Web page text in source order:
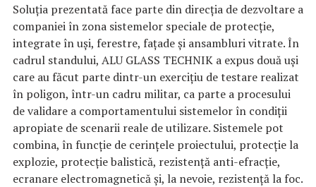
Soluția prezentată face parte din direcția de dezvoltare a
companiei în zona sistemelor speciale de protecție,
integrate în uși, ferestre, fațade și ansambluri vitrate. În
cadrul standului, ALU GLASS TECHNIK a expus două uși
care au făcut parte dintr-un exercițiu de testare realizat
în poligon, într-un cadru militar, ca parte a procesului
de validare a comportamentului sistemelor în condiții
apropiate de scenarii reale de utilizare. Sistemele pot
combina, în funcție de cerințele proiectului, protecție la
explozie, protecție balistică, rezistență anti-efracție,
ecranare electromagnetică și, la nevoie, rezistență la foc.